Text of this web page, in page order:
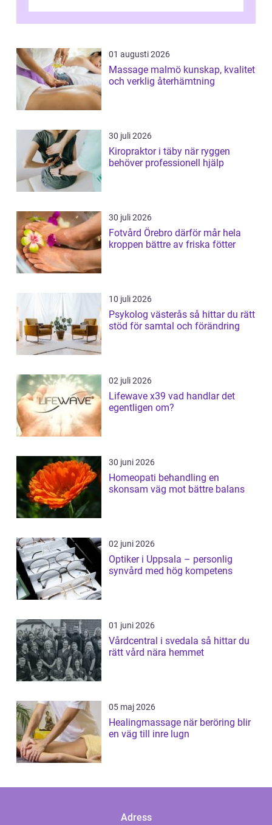
nervsys...
01 augusti 2026
Massage malmö kunskap, kvalitet
och verklig återhämtning
30 juli 2026
Kiropraktor i täby när ryggen
behöver professionell hjälp
30 juli 2026
Fotvård Örebro därför mår hela
kroppen bättre av friska fötter
10 juli 2026
Psykolog västerås så hittar du rätt
stöd för samtal och förändring
02 juli 2026
Lifewave x39 vad handlar det
egentligen om?
30 juni 2026
Homeopati behandling en
skonsam väg mot bättre balans
02 juni 2026
Optiker i Uppsala – personlig
synvård med hög kompetens
01 juni 2026
Vårdcentral i svedala så hittar du
rätt vård nära hemmet
05 maj 2026
Healingmassage när beröring blir
en väg till inre lugn
Adress